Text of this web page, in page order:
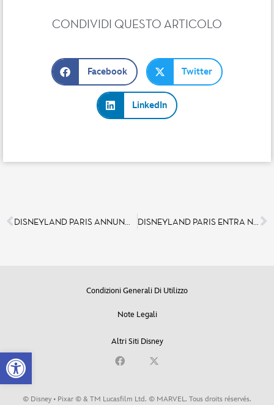
Open toolbar
CONDIVIDI QUESTO ARTICOLO
Facebook Twitter
LinkedIn
DISNEYLAND PARIS ANNUNCIA TANTISSIME NOVITÀ RIGUARDANTI IL PARCO WALT DISNEY STUDIOS. QUEST’ULTIMO IN OCCASIONE DELL’APERTURA DELLA NUOVA LAND “WORLD OF FROZEN”, CAMBIERÀ IL SUO NOME IN “DISNEY ADVENTURE WORLD”! DISNEYLAND PARIS ENTRA NEL GUINNESS WORLD RECORDS GRAZIE AD UNO SPETTACOLO NOTTURNO DEDICATO ALLE CELEBRAZIONI DELLA PRESA DELLA BASTIGLIA !
Condizioni Generali Di Utilizzo
Note Legali
Altri Siti Disney
© Disney • Pixar © & TM Lucasfilm Ltd. © MARVEL. Tous droits réservés.